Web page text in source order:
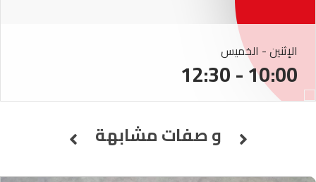
الإثنين - الخميس
10:00 - 12:30
و صفات مشابهة